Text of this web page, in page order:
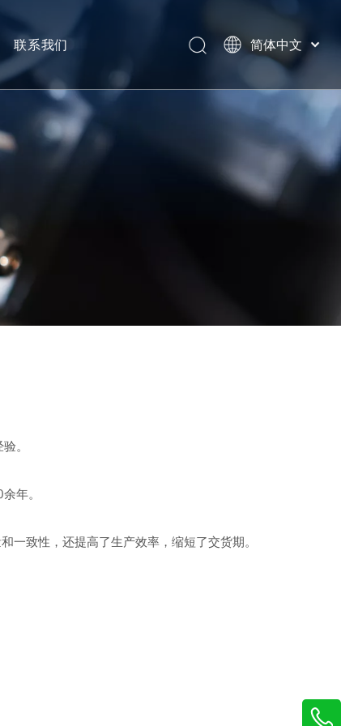
类别
联系我们
简体中文
Português
Español
Pусский
Latine
Français
English
。
年。
一致性，还提高了生产效率，缩短了交货期。